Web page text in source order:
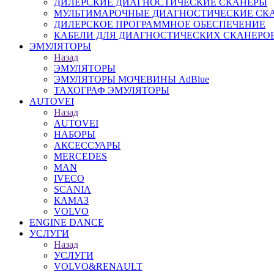
ДИЛЕРСКИЕ ДИАГНОСТИЧЕСКИЕ СКАНЕРЫ
МУЛЬТИМАРОЧНЫЕ ДИАГНОСТИЧЕСКИЕ
ДИЛЕРСКОЕ ПРОГРАММНОЕ ОБЕСПЕЧЕНИЕ
КАБЕЛИ ДЛЯ ДИАГНОСТИЧЕСКИХ
ЭМУЛЯТОРЫ
Назад
ЭМУЛЯТОРЫ
ЭМУЛЯТОРЫ МОЧЕВИНЫ АdBlue
ТАХОГРАФ ЭМУЛЯТОРЫ
AUTOVEI
Назад
AUTOVEI
НАБОРЫ
АКСЕССУАРЫ
MERCEDES
MAN
IVECO
SCANIA
КАМАЗ
VOLVO
ENGINE DANCE
УСЛУГИ
Назад
УСЛУГИ
VOLVO&RENAULT